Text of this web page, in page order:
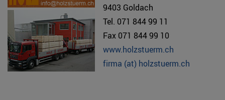
9403 Goldach
Tel. 071 844 99 11
Fax 071 844 99 10
www.holzstuerm.ch
firma (at) holzstuerm.ch